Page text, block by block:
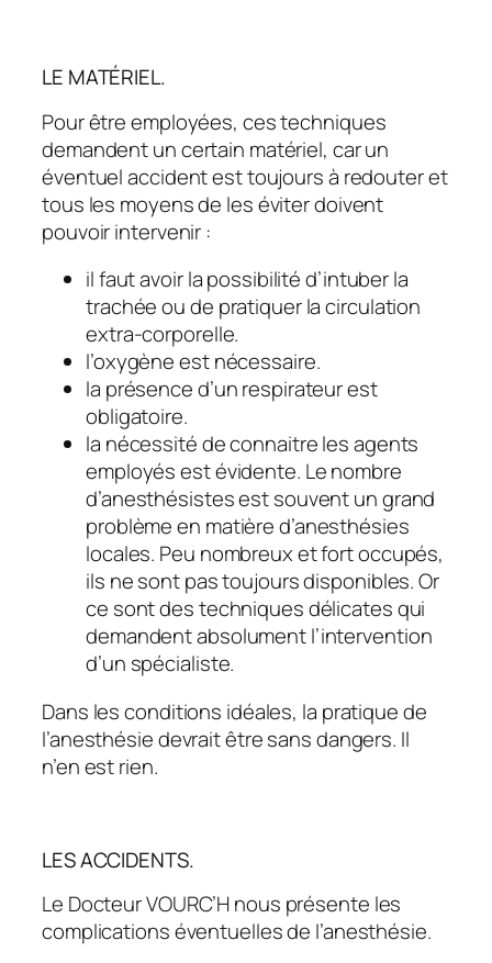
LE MATÉRIEL.
Pour être employées, ces techniques
demandent un certain matériel, car un
éventuel accident est toujours à redouter et
tous les moyens de les éviter doivent
pouvoir intervenir :
il faut avoir la possibilité d’intuber la
trachée ou de pratiquer la circulation
extra-corporelle.
l’oxygène est nécessaire.
la présence d’un respirateur est
obligatoire.
la nécessité de connaitre les agents
employés est évidente. Le nombre
d’anesthésistes est souvent un grand
problème en matière d’anesthésies
locales. Peu nombreux et fort occupés,
ils ne sont pas toujours disponibles. Or
ce sont des techniques délicates qui
demandent absolument l’intervention
d’un spécialiste.
Dans les conditions idéales, la pratique de
l’anesthésie devrait être sans dangers. Il
n’en est rien.
LES ACCIDENTS.
Le Docteur VOURC’H nous présente les
complications éventuelles de l’anesthésie.